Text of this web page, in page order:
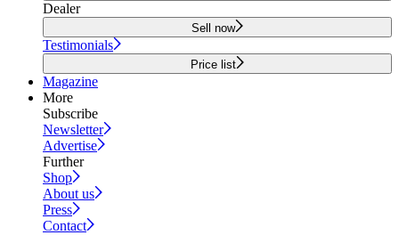
Dealer
Sell now
Testimonials
Price list
Magazine
More
Subscribe
Newsletter
Advertise
Further
Shop
About us
Press
Contact